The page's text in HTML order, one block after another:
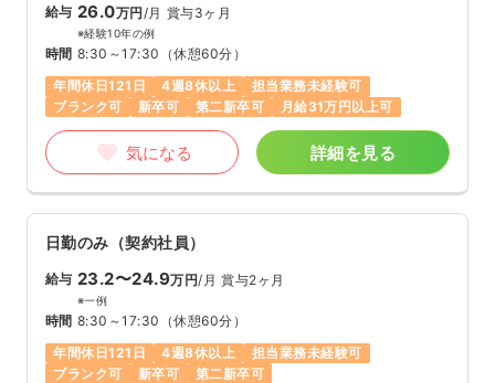
給与 26.0万円/月 賞与3ヶ月
※経験10年の例
時間 8:30～17:30 （休憩60分）
年間休日121日
4週8休以上
担当業務未経験可
ブランク可
新卒可 第二新卒可 月給31万円以上可
気になる 詳細を見る
日勤のみ（契約社員）
給与 23.2〜24.9万円/月 賞与2ヶ月
※一例
時間 8:30～17:30 （休憩60分）
年間休日121日
4週8休以上
担当業務未経験可
ブランク可
新卒可 第二新卒可